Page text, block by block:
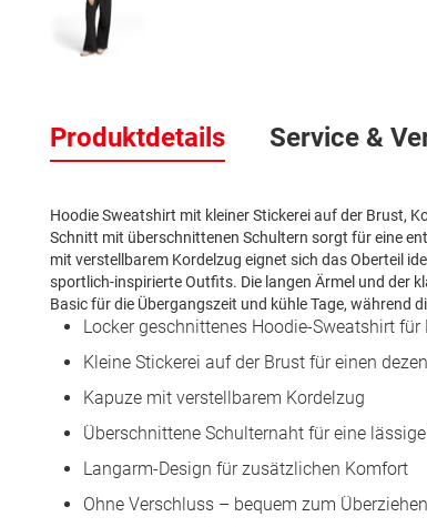
der
Bildergalerie
Produktdetails
Hoodie Sweatshirt mit kleiner Stickerei auf der Brust,
Schnitt mit überschnittenen Schultern sorgt für eine
mit verstellbarem Kordelzug eignet sich das Oberteil
sportlich-inspirierte Outfits. Die langen Ärmel und der
Basic für die Übergangszeit und kühle Tage, während
Locker geschnittenes Hoodie-Sweatshirt für
Kleine Stickerei auf der Brust für einen
Kapuze mit verstellbarem Kordelzug
Überschnittene Schulternaht für eine
Langarm-Design für zusätzlichen Komfort
Ohne Verschluss – bequem zum Überziehen
Service &